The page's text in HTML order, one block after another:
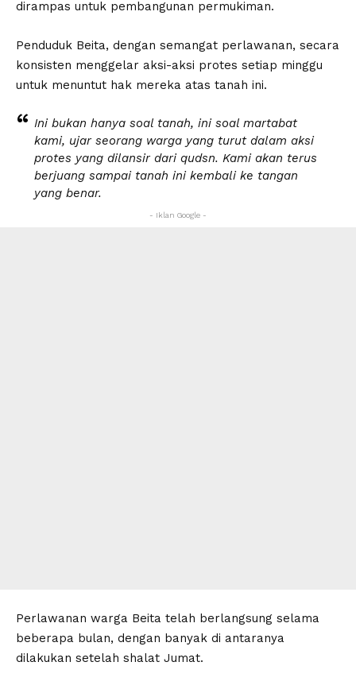
dirampas untuk pembangunan permukiman.
Penduduk Beita, dengan semangat perlawanan, secara
konsisten menggelar aksi-aksi protes setiap minggu
untuk menuntut hak mereka atas tanah ini.
Ini bukan hanya soal tanah, ini soal martabat
kami, ujar seorang warga yang turut dalam aksi
protes yang dilansir dari qudsn. Kami akan terus
berjuang sampai tanah ini kembali ke tangan
yang benar.
- Iklan Google -
Perlawanan warga Beita telah berlangsung selama
beberapa bulan, dengan banyak di antaranya
dilakukan setelah shalat Jumat.